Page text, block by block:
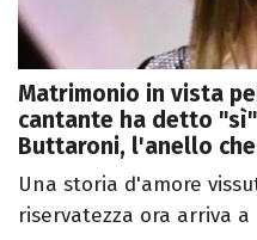
Matrimonio in vista
cantante ha detto
Buttaroni, l'anello
Una storia d'amore
riservatezza ora arriva